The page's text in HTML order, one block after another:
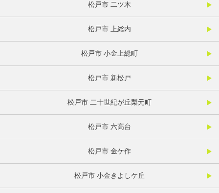
松戸市 二ツ木
松戸市 上総内
松戸市 小金上総町
松戸市 新松戸
松戸市 二十世紀が丘梨元町
松戸市 六高台
松戸市 金ケ作
松戸市 小金きよしケ丘